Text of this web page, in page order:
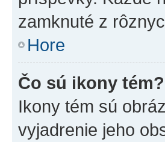
zamknuté z
Hore
Čo sú ikony tém?
Ikony tém sú
vyjadrenie jeho